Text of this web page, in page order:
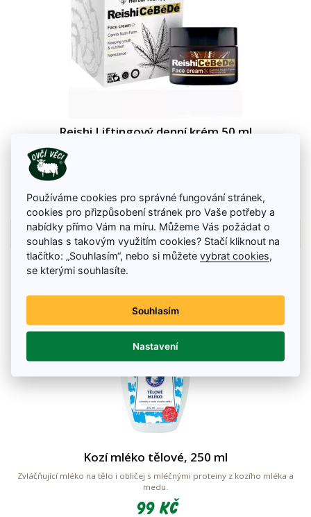
Reishi Liftingový denní krém 50 ml
Reishi Liftingový denní krém napomáhá zpomalovat proces přirozeného
Na skladě
Detail zboží
Kozí mléko tělové, 250 ml
Zvláčňující mléko na tělo i obličej s mléčnými proteiny z kozího mléka a
medu.
99 Kč
Používáme cookies pro správné fungování stránek,
cookies pro přizpůsobení stránek pro Vaše potřeby a
nabídky přímo Vám na míru. Můžeme Vás požádat o
souhlas s takovým využitím cookies? Stačí kliknout na
tlačítko: „Souhlasím“, nebo si můžetevybrat cookies,
se kterými souhlasíte.
Souhlasím
Nastavení